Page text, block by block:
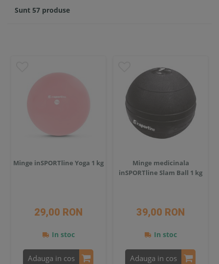
Sunt 57 produse
Minge inSPORTline Yoga 1 kg
29,00 RON
In stoc
Adauga in cos
Minge medicinala
inSPORTline Slam Ball 1 kg
39,00 RON
In stoc
Adauga in cos